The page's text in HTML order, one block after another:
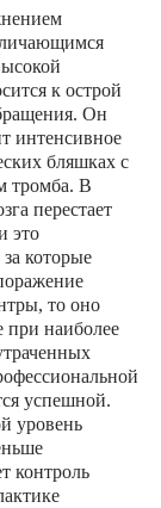
к острой
Он
интенсивное
бляшках с
тромба. В
перестает
это
которые
то оно
при наиболее
успешной.
уровень
контроль